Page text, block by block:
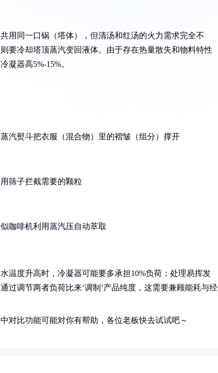
同一口锅（塔体），但清汤和红汤的火力需求完全不
要冷却塔顶蒸汽变回液体。由于存在热量散失和物料特性
凝器高5%-15%。
汽熨斗把衣服（混合物）里的褶皱（组分）撑开
筛子拦截需要的颗粒
咖啡机利用蒸汽压自动萃取
温度升高时，冷凝器可能要多承担10%负荷；处理易挥发
过调节两者负荷比来‘调制’产品纯度，这需要兼顾能耗与经
对比功能可能对你有帮助，各位老板快去试试吧～